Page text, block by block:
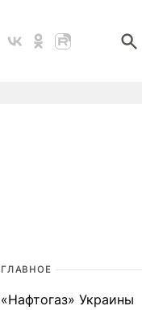
ГЛАВНОЕ
«Нафтогаз» Украины